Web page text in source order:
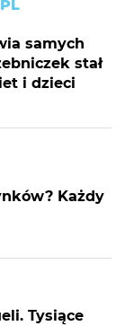
samych
stał
i dzieci
Każdy
Tysiące